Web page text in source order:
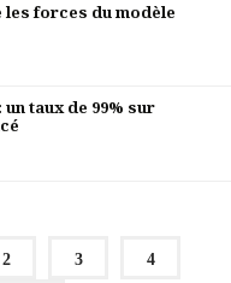
forces du modèle
un taux de 99% sur
2 3 4